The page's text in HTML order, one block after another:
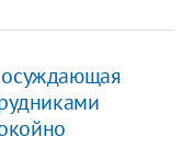
осуждающая